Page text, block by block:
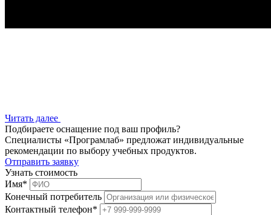
Читать далее
Подбираете оснащение под ваш профиль?
Специалисты «Програмлаб» предложат индивидуальные
рекомендации по выбору учебных продуктов.
Отправить заявку
Узнать стоимость
Имя*
Конечный потребитель
Контактный телефон*